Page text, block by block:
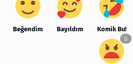
Beğendim Bayıldım Komik Bu!